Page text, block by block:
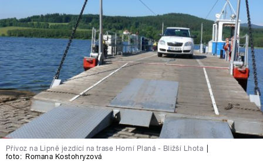
Přívoz na Lipně jezdící na trase Horní Planá - Bližší Lhota
foto: Romana Kostohryzová